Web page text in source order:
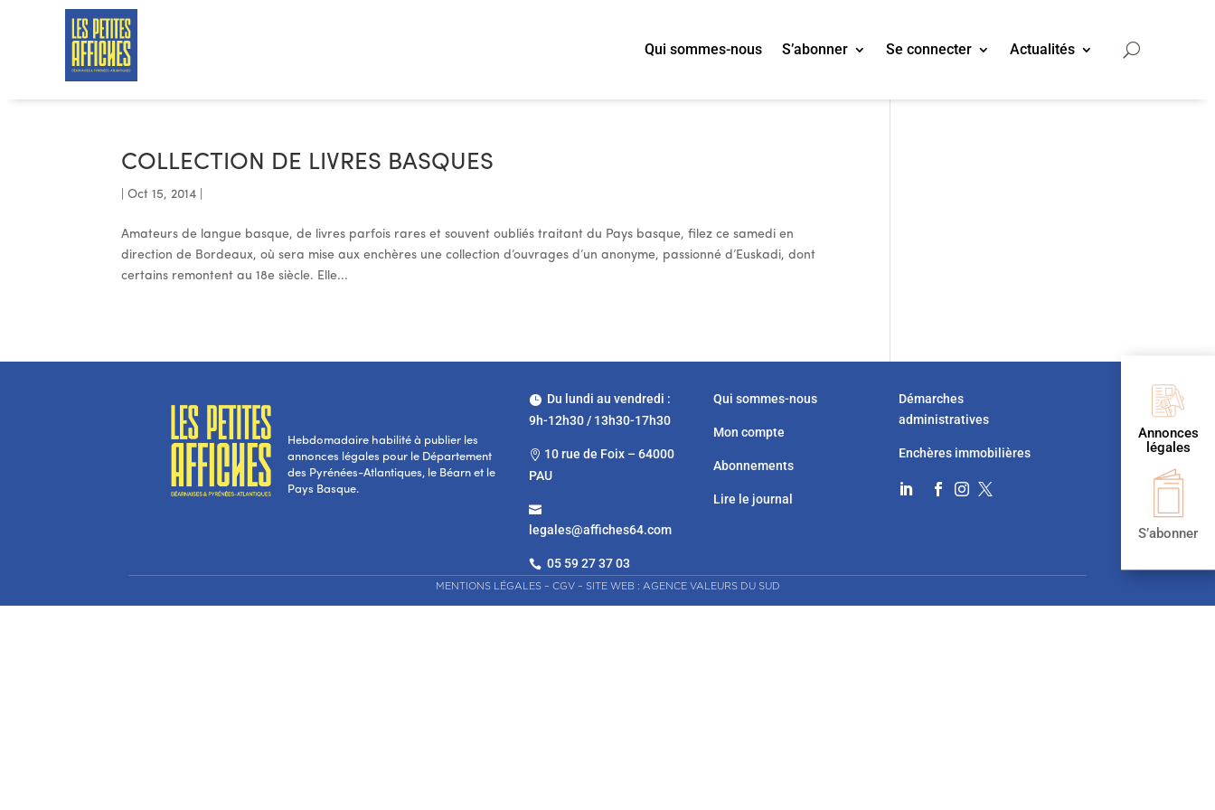
Qui sommes-nous S’abonner Se connecter Actualités
Annonces
légales
S’abonner
COLLECTION DE LIVRES BASQUES
|Oct 15, 2014
Amateurs de langue basque, de livres parfois rares et souvent oubliés traitant du Pays basque, filez ce samedi en
direction de Bordeaux, où sera mise aux enchères une collection d’ouvrages d’un anonyme, passionné d’Euskadi, dont
certains remontent au 18e siècle. Elle...
Hebdomadaire habilité à publier les
annonces légales pour le Département
des Pyrénées-Atlantiques, le Béarn et le
Pays Basque.
Du lundi au vendredi :
9h-12h30 / 13h30-17h30
 10 rue de Foix – 64000
PAU

legales@affiches64.com
 05 59 27 37 03
Qui sommes-nous
Mon compte
Abonnements
Lire le journal
Démarches
administratives
Enchères immobilières
   
MENTIONS LÉGALES– CGV– SITE WEB : AGENCE VALEURS DU SUD